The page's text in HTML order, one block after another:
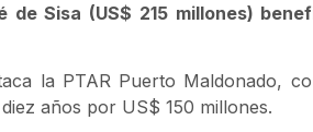
Sisa (US$ 215 millones)
la PTAR Puerto Maldonado,
años por US$ 150 millones.